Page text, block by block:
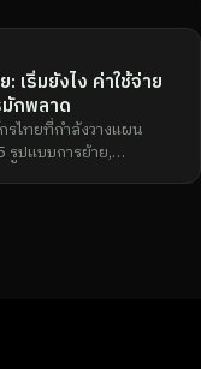
เริ่มยังไง ค่าใช้จ่าย
มักพลาด
ไทยที่กำลังวางแผน
รูปแบบการย้าย,